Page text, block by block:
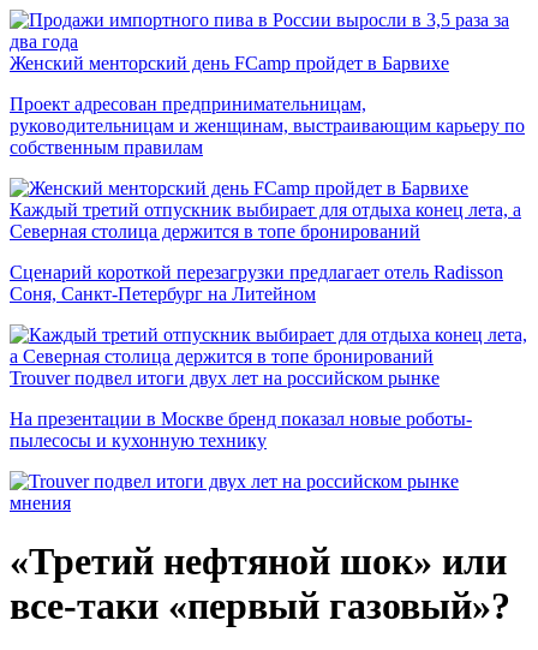
Женский менторский день FCamp пройдет в Барвихе
Проект адресован предпринимательницам,
руководительницам и женщинам, выстраивающим карьеру по
собственным правилам
Каждый третий отпускник выбирает для отдыха конец лета, а
Северная столица держится в топе бронирований
Сценарий короткой перезагрузки предлагает отель Radisson
Соня, Санкт-Петербург на Литейном
Trouver подвел итоги двух лет на российском рынке
На презентации в Москве бренд показал новые роботы-
пылесосы и кухонную технику
мнения
«Третий нефтяной шок» или
все-таки «первый газовый»?